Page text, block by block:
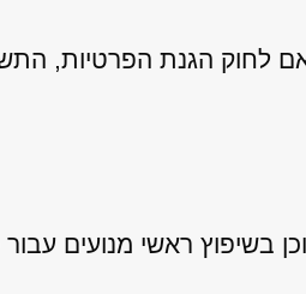
התשמ"א–1981 (כולל תיקון 13),
בשיפוץ ראשי מנועים עבור